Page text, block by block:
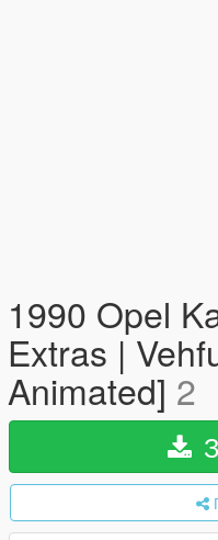
1990 Opel
Extras |
Animated] 2